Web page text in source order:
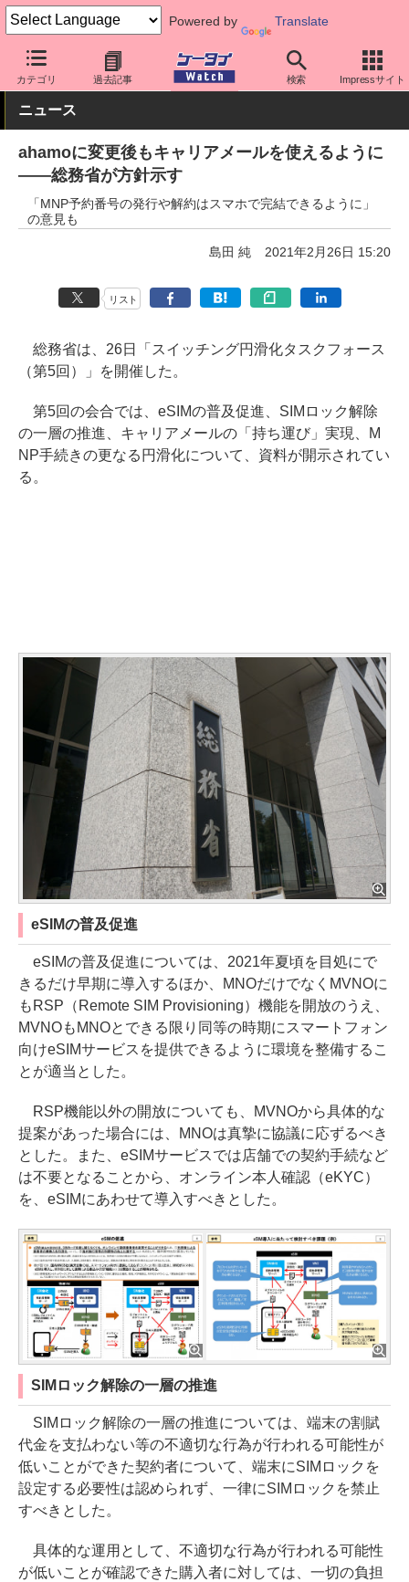
Powered by Translate
カテゴリ 過去記事 検索 Impressサイト
ケータイ Watch 業界動向 政策
ニュース
ahamoに変更後もキャリアメールを使えるように
――総務省が方針示す
「MNP予約番号の発行や解約はスマホで完結できるように」
の意見も
島田 純 2021年2月26日 15:20
リスト
総務省は、26日「スイッチング円滑化タスクフォース
（第5回）」を開催した。
第5回の会合では、eSIMの普及促進、SIMロック解除
の一層の推進、キャリアメールの「持ち運び」実現、M
NP手続きの更なる円滑化について、資料が開示されてい
る。
eSIMの普及促進
eSIMの普及促進については、2021年夏頃を目処にで
きるだけ早期に導入するほか、MNOだけでなくMVNOに
もRSP（Remote SIM Provisioning）機能を開放のうえ、
MVNOもMNOとできる限り同等の時期にスマートフォン
向けeSIMサービスを提供できるように環境を整備するこ
とが適当とした。
RSP機能以外の開放についても、MVNOから具体的な
提案があった場合には、MNOは真摯に協議に応ずるべき
とした。また、eSIMサービスでは店舗での契約手続など
は不要となることから、オンライン本人確認（eKYC）
を、eSIMにあわせて導入すべきとした。
SIMロック解除の一層の推進
SIMロック解除の一層の推進については、端末の割賦
代金を支払わない等の不適切な行為が行われる可能性が
低いことができた契約者について、端末にSIMロックを
設定する必要性は認められず、一律にSIMロックを禁止
すべきとした。
具体的な運用として、不適切な行為が行われる可能性
が低いことが確認できた購入者に対しては、一切の負担